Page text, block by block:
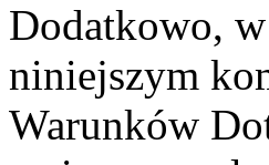
Dodatkowo,
niniejszym
Warunków